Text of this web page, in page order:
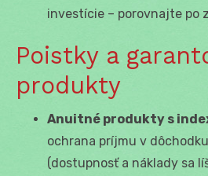
investície – porovnajte po
Poistky a
produkty
Anuitné produkty s
ochrana príjmu v
(dostupnosť a náklady sa